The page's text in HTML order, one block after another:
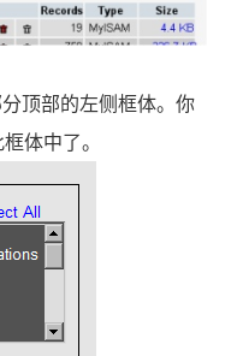
顶部的左侧框体。你
体中了。